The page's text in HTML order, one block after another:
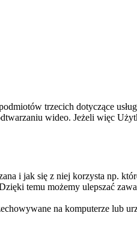
trzecich dotyczące
wideo. Jeżeli więc
i jak się z niej korzysta np.
temu możemy ulepszać
na komputerze lub